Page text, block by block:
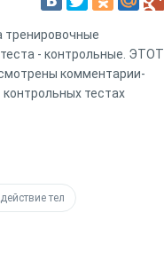
тренировочные
- контрольные. ЭТОТ
комментарии-
тестах
тел